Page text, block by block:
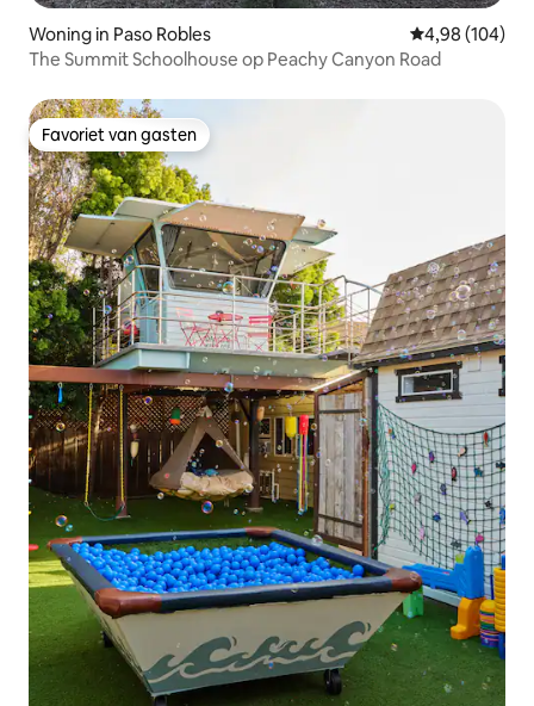
Woning in Paso Robles Gemiddelde
4,98 (104)
The Summit Schoolhouse op Peachy Canyon Road
Favoriet van gasten
Favoriet van gasten